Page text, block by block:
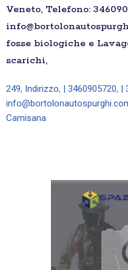
Veneto, Telefono:
fosse biologiche e
scarichi,
249, Indirizzo, | 3460905720,
Camisana